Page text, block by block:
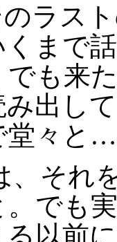
ラス
まで
でも来
み出し
堂々と
、それ
でも
以前